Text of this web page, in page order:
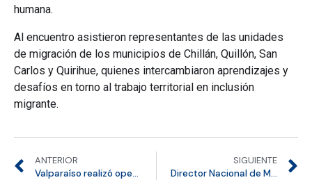
humana.
Al encuentro asistieron representantes de las unidades
de migración de los municipios de Chillán, Quillón, San
Carlos y Quirihue, quienes intercambiaron aprendizajes y
desafíos en torno al trabajo territorial en inclusión
migrante.
ANTERIOR
Valparaíso realizó operativo migratorio en planta de Tresmontes en Casablanca
SIGUIENTE
Director Nacional de Migraciones participó en Foro Especializado del Mercosur sobre gestión migratoria regional